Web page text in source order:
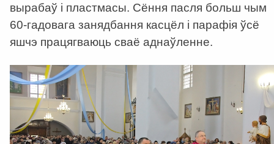
вырабаў і пластмасы. Сёння пасля больш чым
60-гадовага занядбання касцёл і парафія ўсё
яшчэ працягваюць сваё аднаўленне.